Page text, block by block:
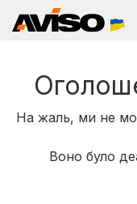
На жаль, ми не
Воно було